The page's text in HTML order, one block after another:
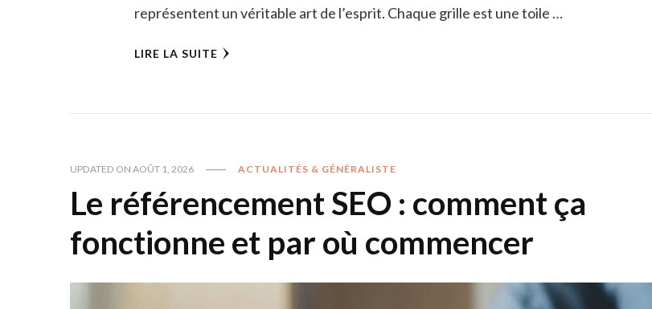
représentent un véritable art de l’esprit. Chaque grille est une toile …
LIRE LA SUITE
UPDATED ON AOÛT 1, 2026 ACTUALITÉS & GÉNÉRALISTE
Le référencement SEO : comment ça
fonctionne et par où commencer